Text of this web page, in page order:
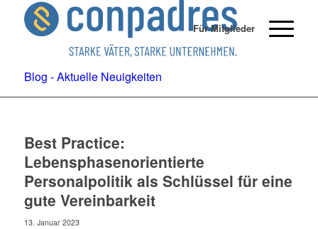
Für Mitglieder
Blog - Aktuelle Neuigkeiten
Best Practice:
Lebensphasenorientierte
Personalpolitik als Schlüssel für eine
gute Vereinbarkeit
13. Januar 2023